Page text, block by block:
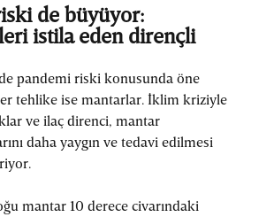
de büyüyor:
istila eden dirençli
pandemi riski konusunda öne
tehlike ise mantarlar. İklim kriziyle
ve ilaç direnci, mantar
daha yaygın ve tedavi edilmesi
mantar 10 derece civarındaki